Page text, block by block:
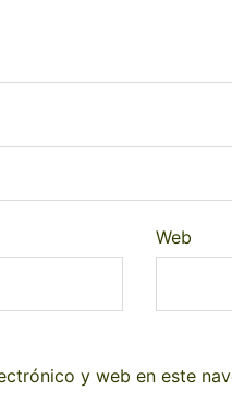
Web
y web en este